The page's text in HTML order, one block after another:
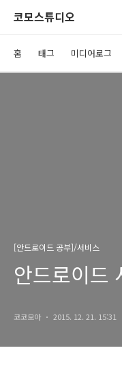
코모스튜디오
홈 태그 미디어로그
[안드로이드 공부]/서비스
안드로이드
코코모아 2015. 12. 21. 15:31